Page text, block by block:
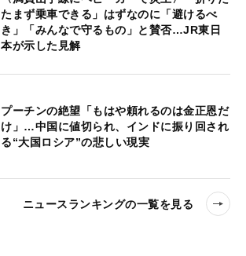
たまず乗車できる」はずなのに「避けるべ
き」「みんなで守るもの」と賛否…JR東日
本が示した見解
プーチンの絶望「もはや頼れるのは金正恩だ
け」…中国に値切られ、インドに振り回され
る“大国ロシア”の悲しい現実
ニュースランキングの一覧を見る